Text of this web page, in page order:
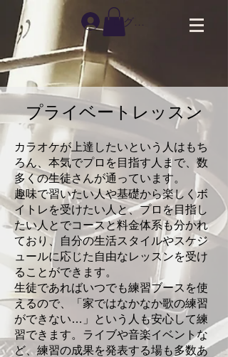
ログイン
プライベートレッスン
カラオケが上達したいという人はもち
ろん、本気でプロを目指す人まで、数
多くの生徒さんが通っています。
趣味で習いたい人や基礎から楽しくボ
イトレを受けたい人と、プロを目指し
たい人とでコースと料金体系も分かれ
ており、自分の生活スタイルやスケジ
ュールに応じた自由なレッスンを受け
ることができます。
生徒であればいつでも練習ブースを使
えるので、「家ではなかなか歌の練習
ができない…」という人も安心して練
習できます。ライブや音楽イベントな
ど、練習の成果を発表する場も多数あ